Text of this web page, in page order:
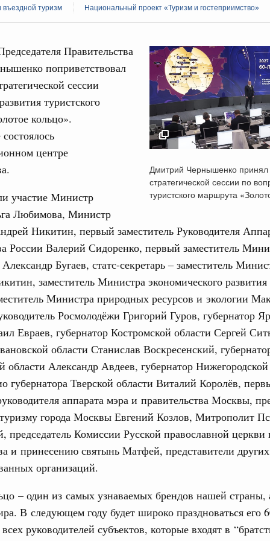
въездной туризм Национальный проект «Туризм и гостеприимство»
участие в
сессии по вопросам
18 марта 2026
Дмитрий Чернышенко принял
стратегической сессии по
туристского маршрута
Правительства
поприветствовал
сессии
туристского
кольцо».
центре
участие Министр
Любимова, Министр
Никитин, первый заместитель Руководителя
России Валерий Сидоренко, первый заместитель
Бугаев, статс-секретарь ‒ заместитель
заместитель Министра экономического
Министра природных ресурсов и экологии
Росмолодёжи Григорий Гуров, губернатор
Евраев, губернатор Костромской области Сергей
области Станислав Воскресенский,
области Александр Авдеев, губернатор
губернатора Тверской области Виталий Королёв,
аппарата мэра и правительства Москвы,
города Москвы Евгений Козлов, Митрополит
председатель Комиссии Русской православной
и принесению святынь Матфей, представители
организаций.
– один из самых узнаваемых брендов нашей
В следующем году будет широко праздноваться его
руководителей субъектов, которые входят в
пятница
комиссии Всероссийского конкурса лучших
поздравили российскую сборную с
по искусственному интеллекту
область
Межбюджетные отношения
инфраструктуры построили и
кредитам
госпрограмм повысит эффективность
завершил строительство и реконструкцию
их последствий
правкомиссии по ликвидации последствий
проливе
по числу заявлений от абитуриентов
«Профессионалитет»
Интеграция на пространстве СНГ
ПН
3
24
31
С
Для
Архив
Email